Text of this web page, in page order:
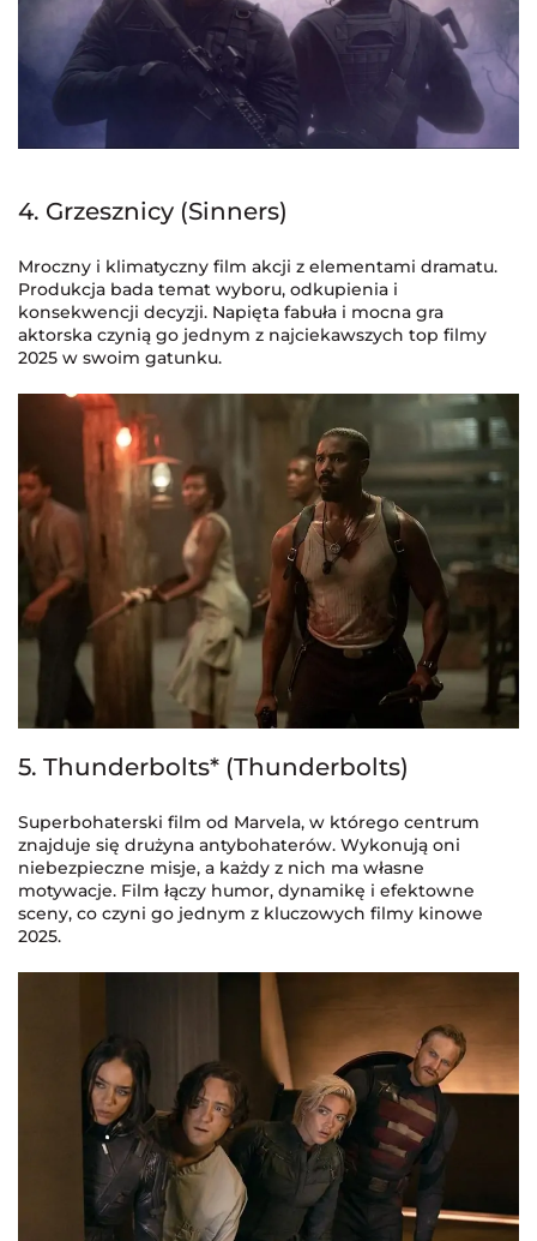
4. Grzesznicy (Sinners)
Mroczny i klimatyczny film akcji z elementami dramatu.
Produkcja bada temat wyboru, odkupienia i
konsekwencji decyzji. Napięta fabuła i mocna gra
aktorska czynią go jednym z najciekawszych top filmy
2025 w swoim gatunku.
5. Thunderbolts* (Thunderbolts)
Superbohaterski film od Marvela, w którego centrum
znajduje się drużyna antybohaterów. Wykonują oni
niebezpieczne misje, a każdy z nich ma własne
motywacje. Film łączy humor, dynamikę i efektowne
sceny, co czyni go jednym z kluczowych filmy kinowe
2025.